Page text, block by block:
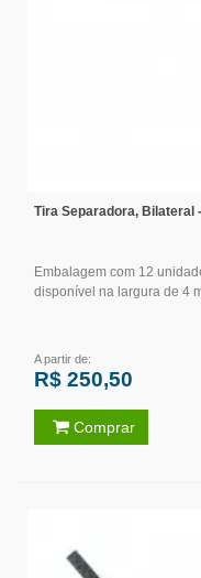
Tira Separadora, Bilateral
Embalagem com 12
disponível na largura de 4
A partir de:
R$ 250,50
Comprar